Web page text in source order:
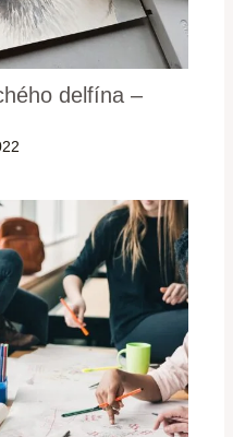
delfína –